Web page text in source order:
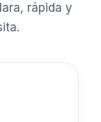
rápida y